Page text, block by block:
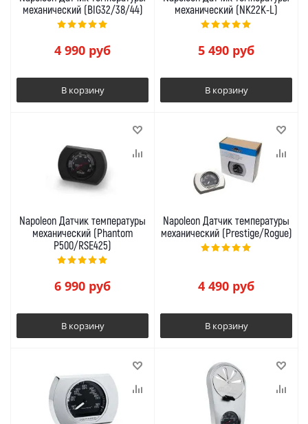
механический (BIG32/38/44)
4 990 руб
В корзину
механический (NK22K-L)
5 490 руб
В корзину
Napoleon Датчик температуры
механический (Phantom
P500/RSE425)
6 990 руб
В корзину
Napoleon Датчик температуры
механический (Prestige/Rogue)
4 490 руб
В корзину